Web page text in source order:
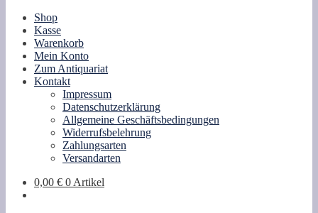
Shop
Kasse
Warenkorb
Mein Konto
Zum Antiquariat
Kontakt
Impressum
Datenschutzerklärung
Allgemeine Geschäftsbedingungen
Widerrufsbelehrung
Zahlungsarten
Versandarten
0,00 € 0 Artikel